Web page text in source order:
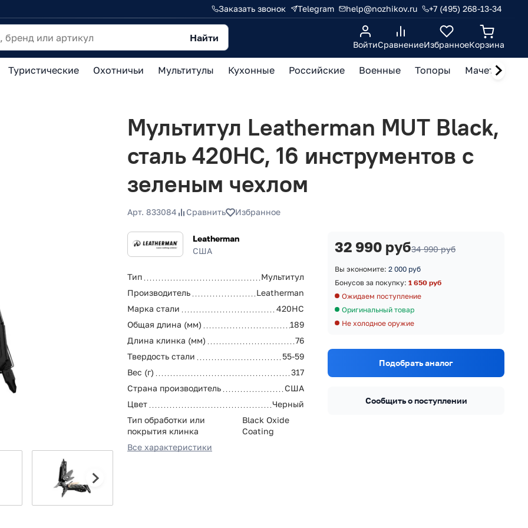
Заказать звонок Telegram help@nozhikov.ru +7 (495) 268-13-34
Найти
ВойтиСравнениеИзбранноеКорзина
Туристические Охотничьи Мультитулы Кухонные Российские Военные Топоры Мачете,
Мультитул Leatherman MUT Black,
сталь 420НС, 16 инструментов с
зеленым чехлом
Арт. 833084 Сравнить Избранное
Leatherman
США
Тип
Мультитул
Производитель
Leatherman
Марка стали
420HC
Общая длина (мм)
189
Длина клинка (мм)
76
Твердость стали
55-59
Вес (г)
317
Страна производитель
США
Цвет
Черный
Тип обработки или
покрытия клинка
Black Oxide
Coating
Все характеристики
32 990 руб34 990 руб
Вы экономите: 2 000 руб
Бонусов за покупку: 1 650 руб
Ожидаем поступление
Оригинальный товар
Не холодное оружие
Подобрать аналог
Сообщить о поступлении